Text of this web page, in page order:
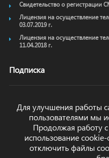
Свидетельство о регистрации
Лицензия на осуществление
03.07.2019 г.
Лицензия на осуществление
11.04.2018 г.
Подписка
Для улучшения работы
пользователями мы
Продолжая работу
использование
отключить файлы